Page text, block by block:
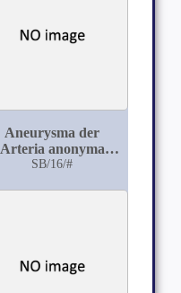
Aneurysma der
Arteria anonyma
iliaca sinistra
SB/16/#